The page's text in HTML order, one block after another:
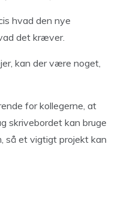
hvad den nye
det kræver.
kan der være noget,
for kollegerne, at
skrivebordet kan bruge
så et vigtigt projekt kan